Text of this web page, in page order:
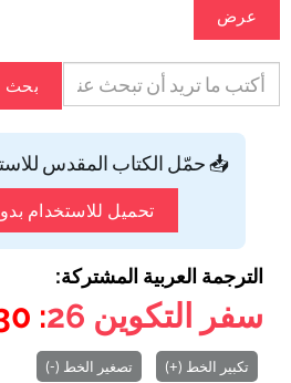
عرض
بحث
📥 حمّل الكتاب المقدس
تحميل للاستخدام
الترجمة العربية المشتركة:
سفر التكوين 26
: 30
تكبير الخط (+) تصغير الخط (-)